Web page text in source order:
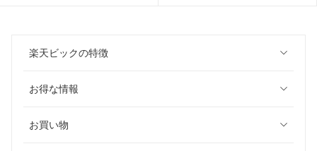
楽天ビックの特徴
お得な情報
お買い物